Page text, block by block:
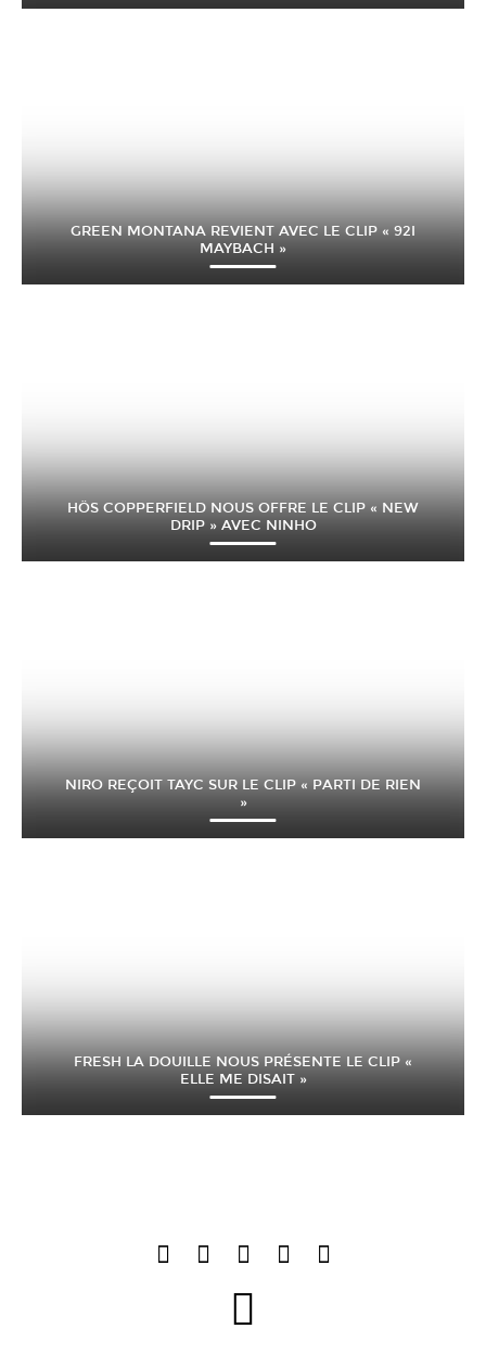
GREEN MONTANA REVIENT AVEC LE CLIP « 92I
MAYBACH »
HÖS COPPERFIELD NOUS OFFRE LE CLIP « NEW
DRIP » AVEC NINHO
NIRO REÇOIT TAYC SUR LE CLIP « PARTI DE RIEN
»
FRESH LA DOUILLE NOUS PRÉSENTE LE CLIP «
ELLE ME DISAIT »